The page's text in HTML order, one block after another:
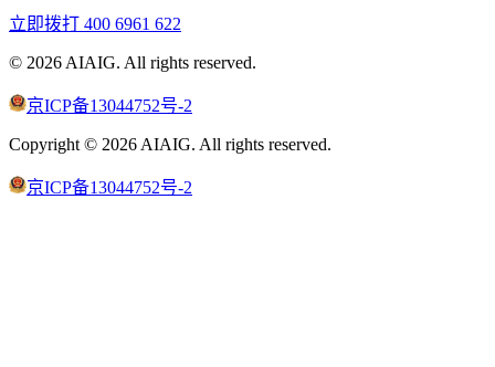
立即拨打 400 6961 622
© 2026 AIAIG. All rights reserved.
京ICP备13044752号-2
Copyright © 2026 AIAIG. All rights reserved.
京ICP备13044752号-2